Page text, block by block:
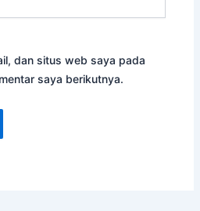
dan situs web saya pada
saya berikutnya.